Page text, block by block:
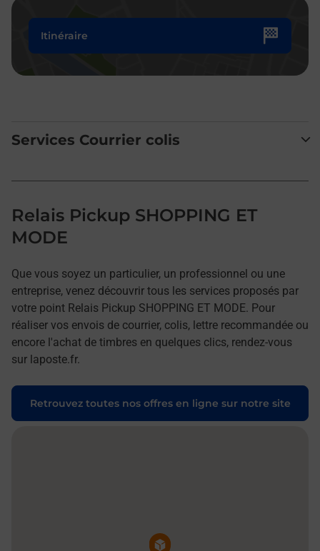
Itinéraire
Services Courrier colis
Relais Pickup SHOPPING ET
MODE
Que vous soyez un particulier, un professionnel ou une
entreprise, venez découvrir tous les services proposés par
votre point Relais Pickup SHOPPING ET MODE. Pour
réaliser vos envois de courrier, colis, lettre recommandée ou
encore l'achat de timbres en quelques clics, rendez-vous
sur laposte.fr.
Retrouvez toutes nos offres en ligne sur notre site
Pin de la carte